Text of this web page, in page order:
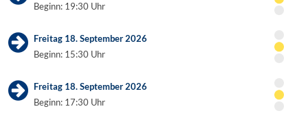
Beginn: 19:30 Uhr
Freitag 18. September 2026
Beginn: 15:30 Uhr
Freitag 18. September 2026
Beginn: 17:30 Uhr